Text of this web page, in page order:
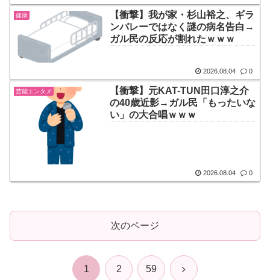
健康
【衝撃】我が家・杉山裕之、ギラ
ンバレーではなく謎の病名告白→
ガル民の反応が割れたｗｗｗ
2026.08.04 0
芸能エンタメ
【衝撃】元KAT-TUN田口淳之介
の40歳近影→ガル民「もったいな
い」の大合唱ｗｗｗ
2026.08.04 0
次のページ
1 2 59 次